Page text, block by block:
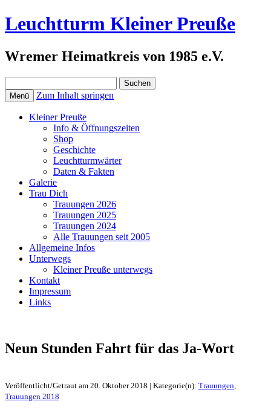
Leuchtturm Kleiner Preuße
Wremer Heimatkreis von 1985 e.V.
nach:
Menü Zum Inhalt springen
Kleiner Preuße
Info & Öffnungszeiten
Shop
Geschichte
Leuchtturmwärter
Daten & Fakten
Galerie
Trau Dich
Trauungen 2026
Trauungen 2025
Trauungen 2024
Alle Trauungen seit 2005
Allgemeine Infos
Unterwegs
Kleiner Preuße unterwegs
Kontakt
Impressum
Links
Neun Stunden Fahrt für das Ja-Wort
Veröffentlicht/Getraut am 20. Oktober 2018 | Kategorie(n): Trauungen
Trauungen 2018